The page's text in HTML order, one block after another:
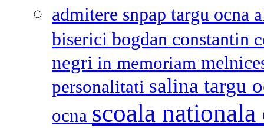
admitere snpap targu ocna
biserici bogdan constantin
negri in memoriam
personalitati salina targu
ocna scoala